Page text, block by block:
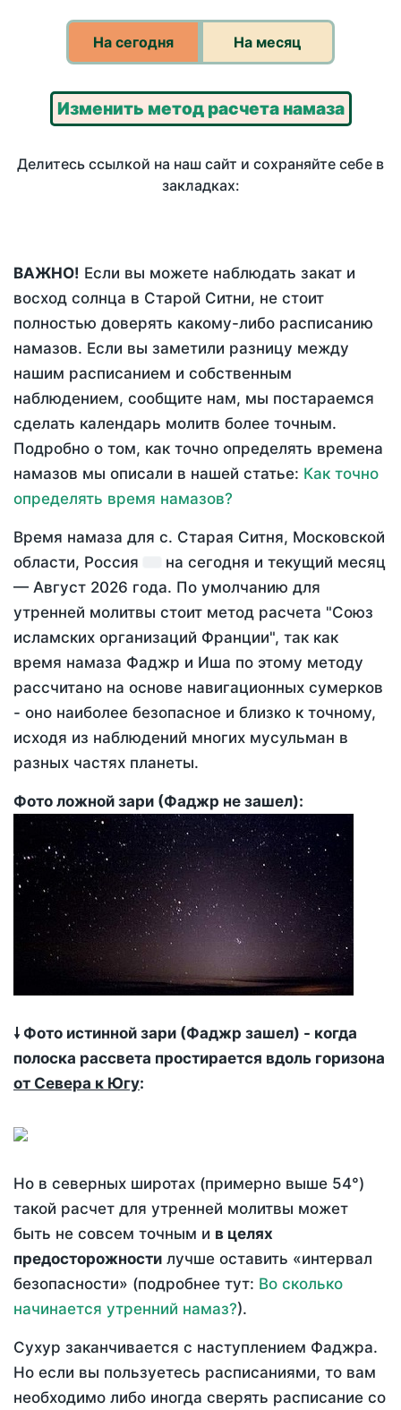
На сегодня На месяц
Изменить метод расчета намаза
Делитесь ссылкой на наш сайт и сохраняйте себе в
закладках:
ВАЖНО! Если вы можете наблюдать закат и
восход солнца в Старой Ситни, не стоит
полностью доверять какому-либо расписанию
намазов. Если вы заметили разницу между
нашим расписанием и собственным
наблюдением, сообщите нам, мы постараемся
сделать календарь молитв более точным.
Подробно о том, как точно определять времена
намазов мы описали в нашей статье: Как точно
определять время намазов?
Время намаза для с. Старая Ситня, Московской
области, Россия
на сегодня и текущий месяц
— Август 2026 года. По умолчанию для
утренней молитвы стоит метод расчета "Союз
исламских организаций Франции", так как
время намаза Фаджр и Иша по этому методу
рассчитано на основе навигационных сумерков
- оно наиболее безопасное и близко к точному,
исходя из наблюдений многих мусульман в
разных частях планеты.
Фото ложной зари (Фаджр не зашел):
🠗 Фото истинной зари (Фаджр зашел) - когда
полоска рассвета простирается вдоль горизона
от Севера к Югу:
Но в северных широтах (примерно выше 54°)
такой расчет для утренней молитвы может
быть не совсем точным и в целях
предосторожности лучше оставить «интервал
безопасности» (подробнее тут: Во сколько
начинается утренний намаз?).
Сухур заканчивается с наступлением Фаджра.
Но если вы пользуетесь расписаниями, то вам
необходимо либо иногда сверять расписание со